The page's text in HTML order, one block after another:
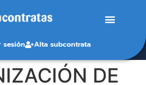
sesión Alta subcontrata
DE